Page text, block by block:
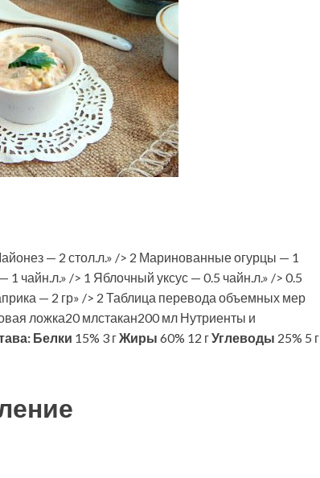
— 2 стол.л.» /> 2 Маринованные огурцы — 1
1 чайн.л.» /> 1 Яблочный уксус — 0.5 чайн.л.» /> 0.5
— 2 гр» /> 2 Таблица перевода объемных мер
ложка20 млстакан200 мл Нутриенты и
Белки 15% 3 гЖиры 60% 12 гУглеводы 25% 5 г